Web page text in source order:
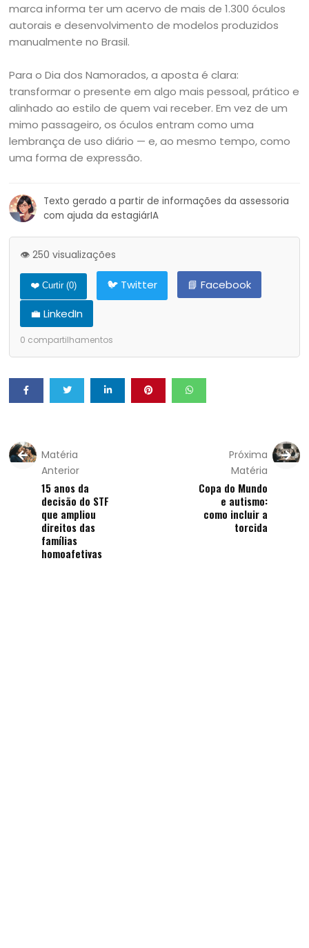
marca informa ter um acervo de mais de 1.300 óculos
autorais e desenvolvimento de modelos produzidos
manualmente no Brasil.
Para o Dia dos Namorados, a aposta é clara:
transformar o presente em algo mais pessoal, prático e
alinhado ao estilo de quem vai receber. Em vez de um
mimo passageiro, os óculos entram como uma
lembrança de uso diário — e, ao mesmo tempo, como
uma forma de expressão.
Texto gerado a partir de informações da assessoria
com ajuda da estagiárIA
👁️ 250 visualizações
❤️ Curtir (0) 🐦 Twitter
📘 Facebook
💼 LinkedIn
0 compartilhamentos
Matéria
Anterior
15 anos da
decisão do STF
que ampliou
direitos das
famílias
homoafetivas
Próxima
Matéria
Copa do Mundo
e autismo:
como incluir a
torcida